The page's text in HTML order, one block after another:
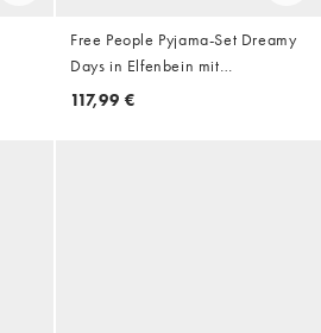
Free People Pyjama-Set Dreamy
Days in Elfenbein mit
Blumenmuster
117,99 €